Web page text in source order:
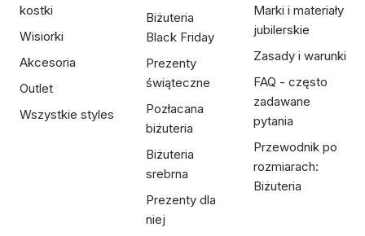
kostki
Wisiorki
Akcesoria
Outlet
Wszystkie styles
Biżuteria
Black Friday
Prezenty
świąteczne
Pozłacana
biżuteria
Biżuteria
srebrna
Prezenty dla
niej
Marki i materiały
jubilerskie
Zasady i warunki
FAQ - często
zadawane
pytania
Przewodnik po
rozmiarach:
Biżuteria